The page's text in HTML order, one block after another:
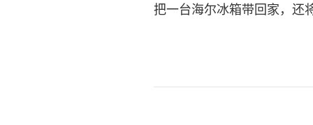
把一台海尔冰箱带回家，还